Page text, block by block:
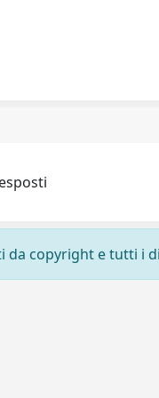
da copyright e tutti i